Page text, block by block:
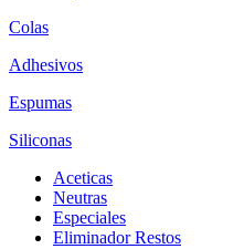
Colas
Adhesivos
Espumas
Siliconas
Aceticas
Neutras
Especiales
Eliminador Restos